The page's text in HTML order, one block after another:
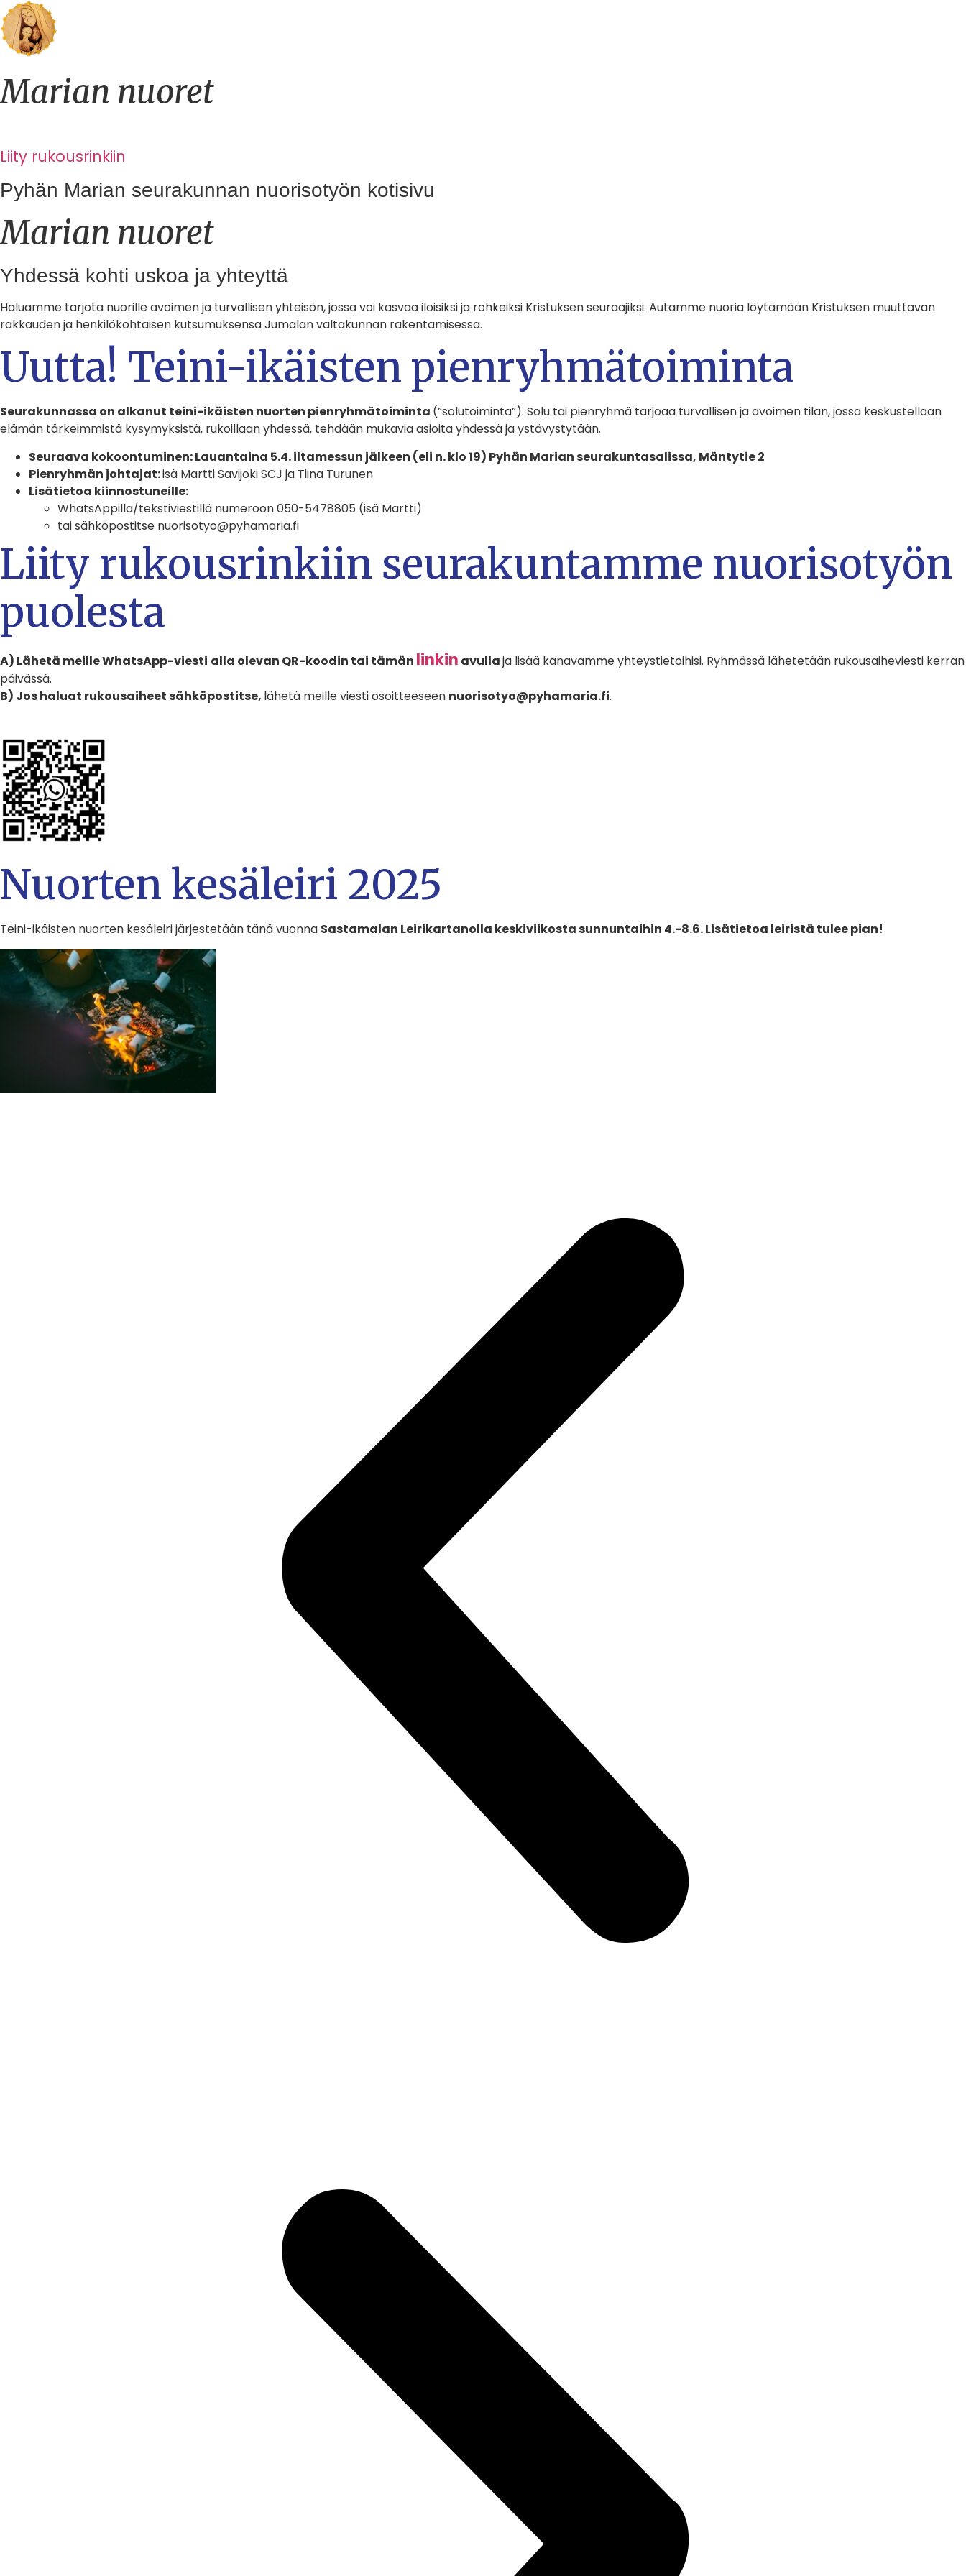
Marian nuoret
Liity rukousrinkiin
Pyhän Marian seurakunnan nuorisotyön kotisivu
Marian nuoret
Yhdessä kohti uskoa ja yhteyttä
Haluamme tarjota nuorille avoimen ja turvallisen yhteisön, jossa voi kasvaa iloisiksi ja rohkeiksi Kristuksen seuraajiksi. Autamme nuoria löytämään Kristuksen muuttavan
rakkauden ja henkilökohtaisen kutsumuksensa Jumalan valtakunnan rakentamisessa.
Uutta! Teini-ikäisten pienryhmätoiminta
Seurakunnassa on alkanut teini-ikäisten nuorten pienryhmätoiminta (”solutoiminta”). Solu tai pienryhmä tarjoaa turvallisen ja avoimen tilan, jossa keskustellaan
elämän tärkeimmistä kysymyksistä, rukoillaan yhdessä, tehdään mukavia asioita yhdessä ja ystävystytään.
Seuraava kokoontuminen: Lauantaina 5.4. iltamessun jälkeen (eli n. klo 19) Pyhän Marian seurakuntasalissa, Mäntytie 2
Pienryhmän johtajat:isä Martti Savijoki SCJ ja Tiina Turunen
Lisätietoa kiinnostuneille:
WhatsAppilla/tekstiviestillä numeroon 050-5478805 (isä Martti)
tai sähköpostitse nuorisotyo@pyhamaria.fi
Liity rukousrinkiin seurakuntamme nuorisotyön
puolesta
A) Lähetä meille WhatsApp-viesti alla olevan QR-koodin tai tämän linkin avullaja lisää kanavamme yhteystietoihisi. Ryhmässä lähetetään rukousaiheviesti kerran
päivässä.
B) Jos haluat rukousaiheet sähköpostitse, lähetä meille viesti osoitteeseen nuorisotyo@pyhamaria.fi.
Nuorten kesäleiri 2025
Teini-ikäisten nuorten kesäleiri järjestetään tänä vuonna Sastamalan Leirikartanolla keskiviikosta sunnuntaihin 4.-8.6. Lisätietoa leiristä tulee pian!